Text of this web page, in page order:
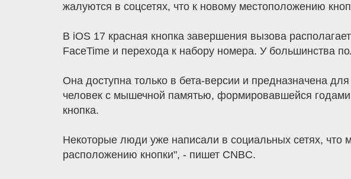
жалуются в соцсетях, что к новому местоположению
В iOS 17 красная кнопка завершения вызова
FaceTime и перехода к набору номера. У большинства
Она доступна только в бета-версии и предназначена
человек с мышечной памятью, формировавшейся
кнопка.
Некоторые люди уже написали в социальных сетях, что
расположению кнопки", - пишет CNBC.